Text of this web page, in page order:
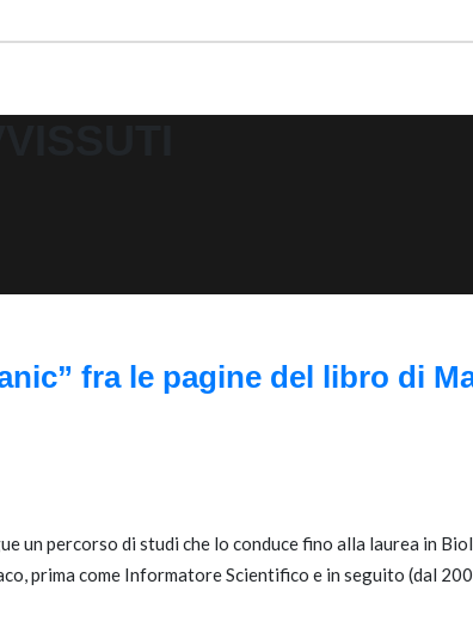
fra le pagine del libro di
un percorso di studi che lo conduce fino alla laurea in
prima come Informatore Scientifico e in seguito (dal